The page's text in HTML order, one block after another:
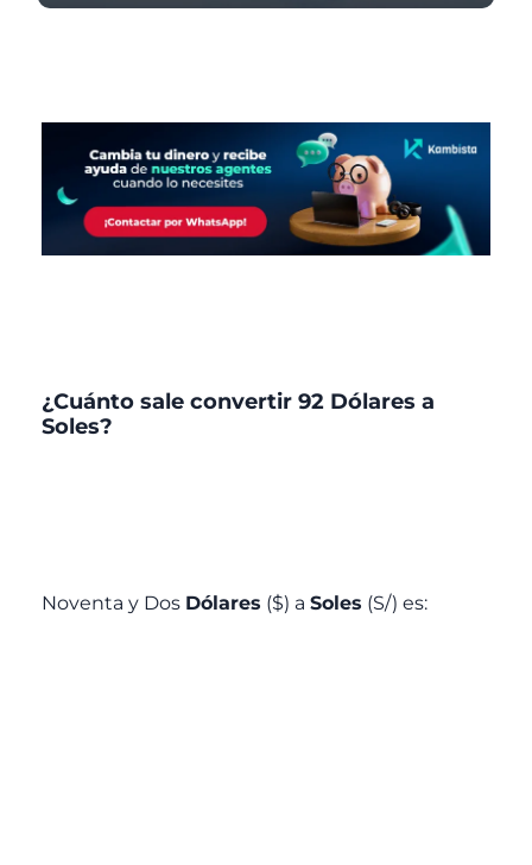
¿Cuánto sale convertir 92 Dólares a
Soles?
Noventa y Dos Dólares ($) a Soles (S/) es: